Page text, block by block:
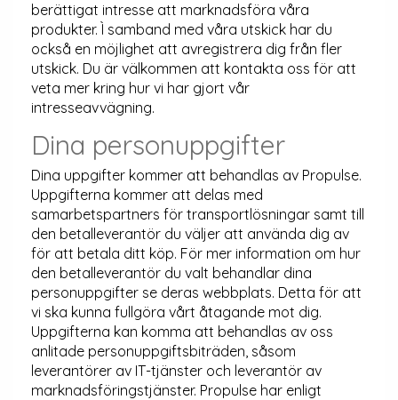
berättigat intresse att marknadsföra våra
produkter. Ì samband med våra utskick har du
också en möjlighet att avregistrera dig från fler
utskick. Du är välkommen att kontakta oss för att
veta mer kring hur vi har gjort vår
intresseavvägning.
Dina personuppgifter
Dina uppgifter kommer att behandlas av Propulse.
Uppgifterna kommer att delas med
samarbetspartners för transportlösningar samt till
den betalleverantör du väljer att använda dig av
för att betala ditt köp. För mer information om hur
den betalleverantör du valt behandlar dina
personuppgifter se deras webbplats. Detta för att
vi ska kunna fullgöra vårt åtagande mot dig.
Uppgifterna kan komma att behandlas av oss
anlitade personuppgiftsbiträden, såsom
leverantörer av IT-tjänster och leverantör av
marknadsföringstjänster. Propulse har enligt